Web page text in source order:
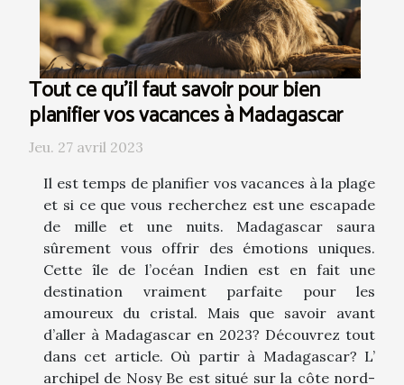
Tout ce qu'il faut savoir pour bien
planifier vos vacances à Madagascar
Jeu. 27 avril 2023
Il est temps de planifier vos vacances à la plage
et si ce que vous recherchez est une escapade
de mille et une nuits. Madagascar saura
sûrement vous offrir des émotions uniques.
Cette île de l’océan Indien est en fait une
destination vraiment parfaite pour les
amoureux du cristal. Mais que savoir avant
d’aller à Madagascar en 2023? Découvrez tout
dans cet article. Où partir à Madagascar? L’
archipel de Nosy Be est situé sur la côte nord-